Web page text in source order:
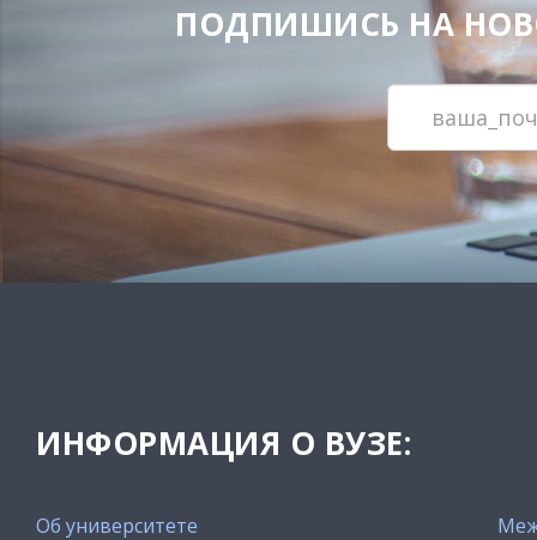
ПОДПИШИСЬ НА
ИНФОРМАЦИЯ О ВУЗЕ:
Об университете